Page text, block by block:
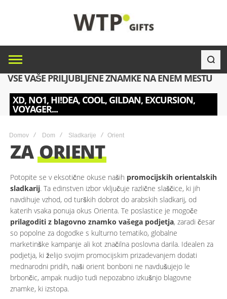
VSE VAŠE PRILJUBLJENE ZNAMKE NA ENEM MESTU
XD, NO1, HI!DEA, COOL, GILDAN, EXCURSION,
VOYAGER...
Domov Dom Sladkarije Orient
ZAORIENT
Potopite se v eksotične okuse naših promocijskih orientalskih
sladkarij. Ta edinstven izbor vključuje različne slaščice, ki jih
navdihuje vzhod, od turških dobrot do arabskih sladkarij, od
katerih vsaka ponuja okus Orienta. Te poslastice je mogoče
prilagoditi z blagovno znamko vašega podjetja, zaradi česar
so popolne za dogodke s kulturno tematiko, globalne
marketinške kampanje ali kot značilna poslovna darila. Idealen za
podjetja, ki želijo svojim promocijskim prizadevanjem dodati
mednarodni pridih, naši orient bonboni ne navdušujejo le
brbončic, ampak nudijo tudi nepozabno izkušnjo blagovne
znamke, ki izstopa.